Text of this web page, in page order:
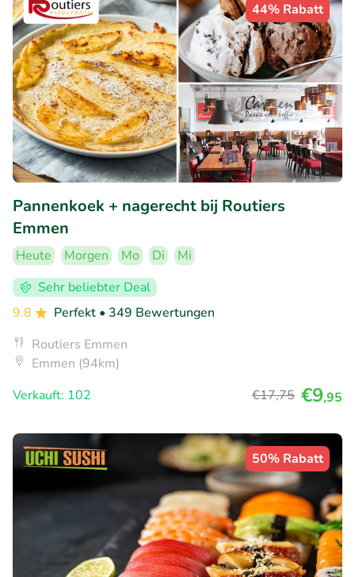
44% Rabatt
Pannenkoek + nagerecht bij Routiers
Emmen
Heute Morgen Mo Di
Mi
Sehr beliebter Deal
9.8
Perfekt • 349 Bewertungen
Routiers Emmen
Emmen (94km)
Verkauft: 102
€17,75 €9,95
50% Rabatt